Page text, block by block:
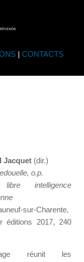
| CONTACTS
Jacquet (dir.)
o.p.
intelligence
sur-Charente,
éditions 2017, 240
réunit les